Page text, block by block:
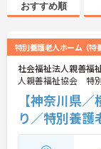
おすすめ順
特別養護老人ホーム（特
社会福祉法人親善福
人親善福祉協会 特
【神奈川県
り／特別養護